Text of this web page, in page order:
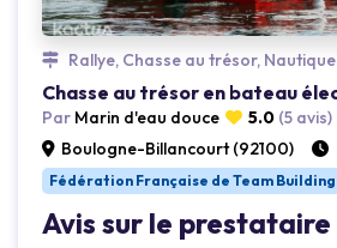
Rallye, Chasse au trésor, Nautique
Par Marin d'eau douce 5.0 (5 avis)
Boulogne-Billancourt (92100)
Fédération Française de Team Building
Avis sur le prestataire